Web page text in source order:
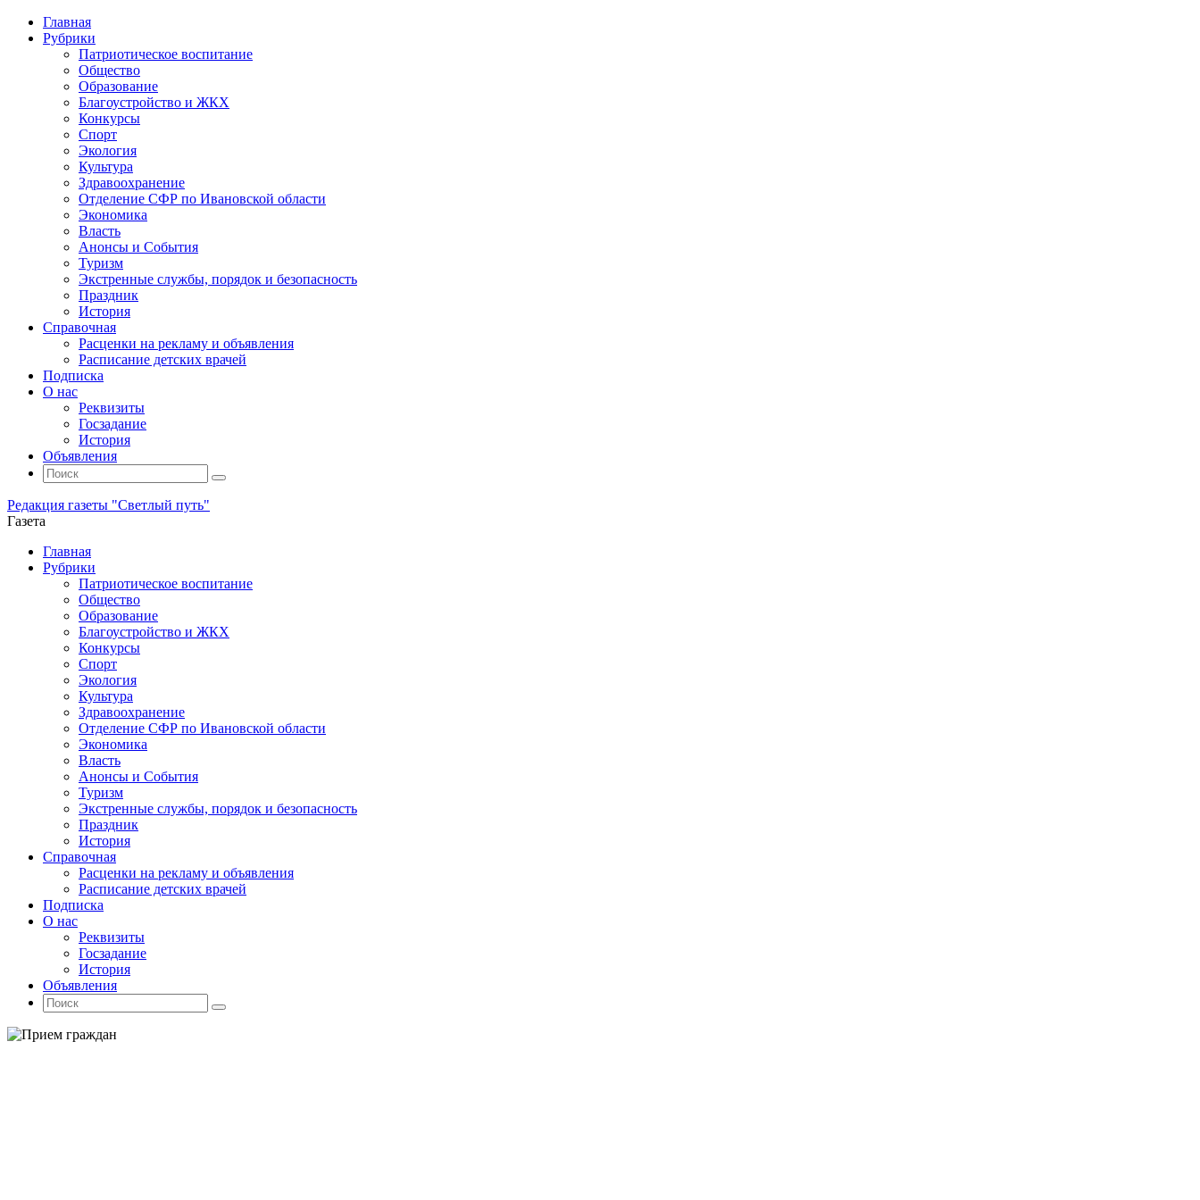
Главная
Рубрики
Патриотическое воспитание
Общество
Образование
Благоустройство и ЖКХ
Конкурсы
Спорт
Экология
Культура
Здравоохранение
Отделение СФР по Ивановской области
Экономика
Власть
Анонсы и События
Туризм
Экстренные службы, порядок и безопасность
Праздник
История
Справочная
Расценки на рекламу и объявления
Расписание детских врачей
Подписка
О нас
Реквизиты
Госзадание
История
Объявления
Поиск
Искать:
Поиск
Редакция газеты "Светлый путь"
Газета
Промотать
содержимому
Главная
Рубрики
Патриотическое воспитание
Общество
Образование
Благоустройство и ЖКХ
Конкурсы
Спорт
Экология
Культура
Здравоохранение
Отделение СФР по Ивановской области
Экономика
Власть
Анонсы и События
Туризм
Экстренные службы, порядок и безопасность
Праздник
История
Справочная
Расценки на рекламу и объявления
Расписание детских врачей
Подписка
О нас
Реквизиты
Госзадание
История
Объявления
Поиск
Искать:
Поиск